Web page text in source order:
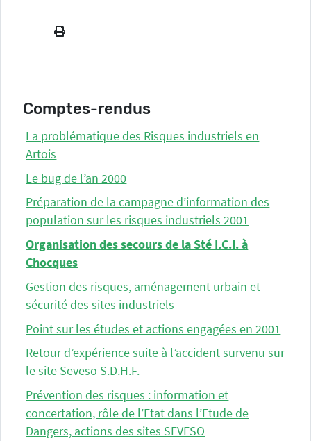
Comptes-rendus
La problématique des Risques industriels en
Artois
Le bug de l’an 2000
Préparation de la campagne d’information des
population sur les risques industriels 2001
Organisation des secours de la Sté I.C.I. à
Chocques
Gestion des risques, aménagement urbain et
sécurité des sites industriels
Point sur les études et actions engagées en 2001
Retour d’expérience suite à l’accident survenu sur
le site Seveso S.D.H.F.
Prévention des risques : information et
concertation, rôle de l’Etat dans l’Etude de
Dangers, actions des sites SEVESO